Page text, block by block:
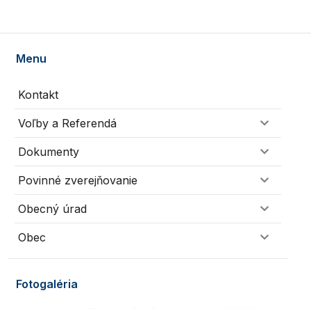
Menu
Kontakt
Voľby a Referendá
Dokumenty
Povinné zverejňovanie
Obecný úrad
Obec
Fotogaléria